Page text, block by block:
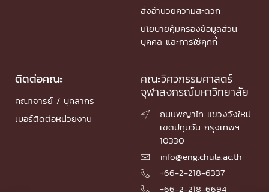
สิ่งอำนวยความสะดวก
นโยบายคุ้มครองข้อมูลส่วน
บุคคล และการใช้คุกกี้
ติดต่อคณะ
คณาจารย์ / บุคลากร
เบอร์ติดต่อหน่วยงาน
คณะวิศวกรรมศาสตร์
จุฬาลงกรณ์มหาวิทยาลัย

ถนนพญาไท แขวงวังใหม่
เขตปทุมวัน กรุงเทพฯ
10330
 info@eng.chula.ac.th
 +66-2-218-6337
 +66-2-218-6694